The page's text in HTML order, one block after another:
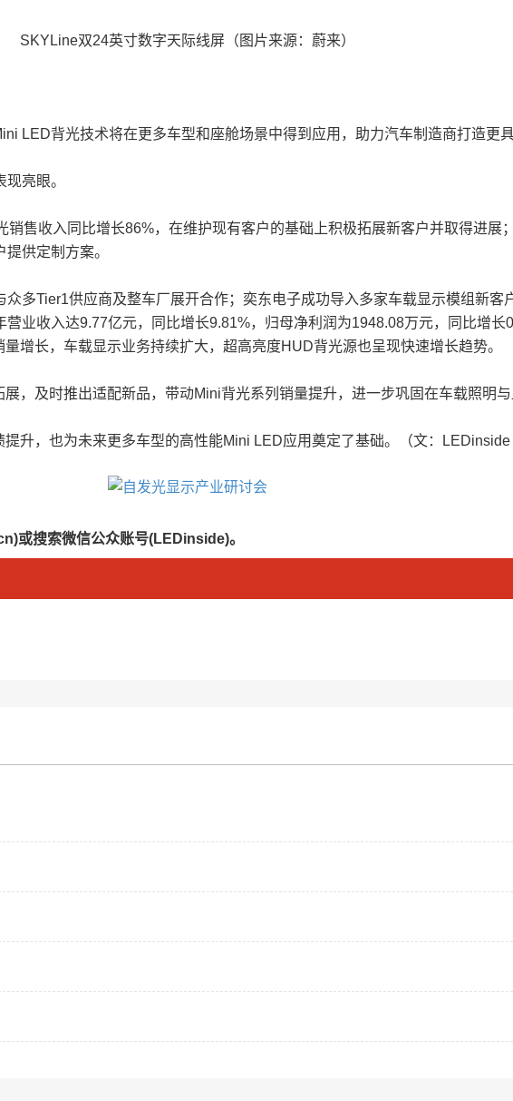
SKYLine双24英寸数字天际线屏（图片来源：蔚来）
LED背光技术将在更多车型和座舱场景中得到应用，助力汽车制造商打造更
亮眼。
售收入同比增长86%，在维护现有客户的基础上积极拓展新客户并取得进展
供定制方案。
多Tier1供应商及整车厂展开合作；奕东电子成功导入多家车载显示模组新客
业收入达9.77亿元，同比增长9.81%，归母净利润为1948.08万元，同比增
增长，车载显示业务持续扩大，超高亮度HUD背光源也呈现快速增长趋势。
，及时推出适配新品，带动Mini背光系列销量提升，进一步巩固在车载照明与
升，也为未来更多车型的高性能Mini LED应用奠定了基础。（文：LEDinside
或搜索微信公众账号(LEDinside)。